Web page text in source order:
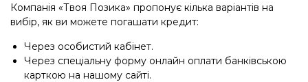
Компанія «Твоя Позика» пропонує кілька варіантів на
вибір, як ви можете погашати кредит:
Через особистий кабінет.
Через спеціальну форму онлайн оплати банківською
карткою на нашому сайті.